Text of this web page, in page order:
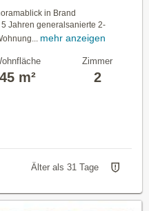
in Brand
Jahren generalsanierte 2-
mehr anzeigen
45 m²
Zimmer
2
Älter als 31 Tage